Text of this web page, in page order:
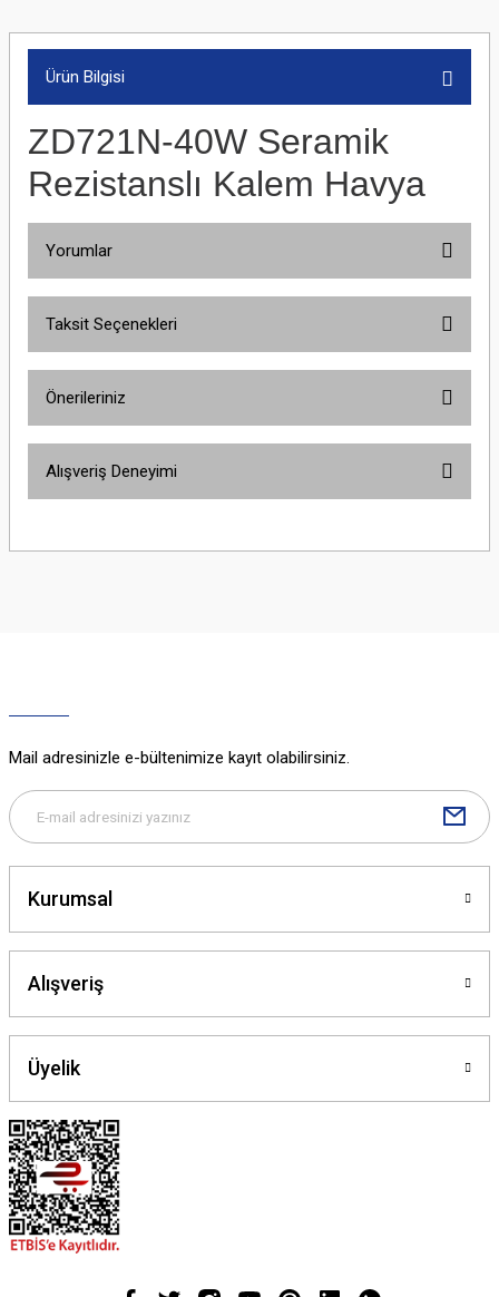
Ürün Bilgisi
ZD721N-40W Seramik
Rezistanslı Kalem Havya
Yorumlar
Taksit Seçenekleri
Önerileriniz
yetersiz gördüğünüz noktaları öneri formunu kullanarak tarafımıza
Gönder
Alışveriş Deneyimi
Mail adresinizle e-bültenimize kayıt olabilirsiniz.
Kurumsal
Alışveriş
Üyelik